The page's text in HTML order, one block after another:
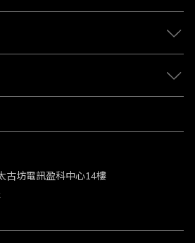
古坊電訊盈科中心14樓